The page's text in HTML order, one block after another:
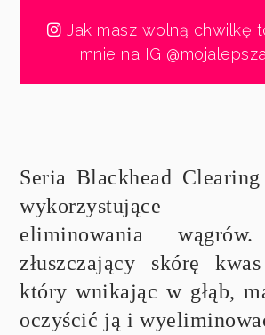
Jak masz wolną chwilkę
mnie na IG
Seria Blackhead
wykorzystujące
eliminowania
złuszczający skórę
który wnikając w głąb,
oczyścić ją i